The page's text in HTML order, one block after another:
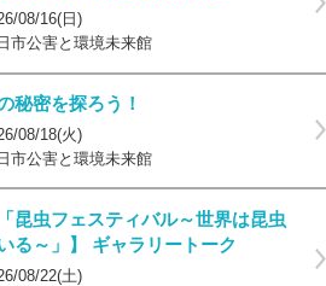
08/16(日)
市公害と環境未来館
秘密を探ろう！
08/18(火)
市公害と環境未来館
昆虫フェスティバル～世界は昆虫
る～」】 ギャラリートーク
08/22(土)